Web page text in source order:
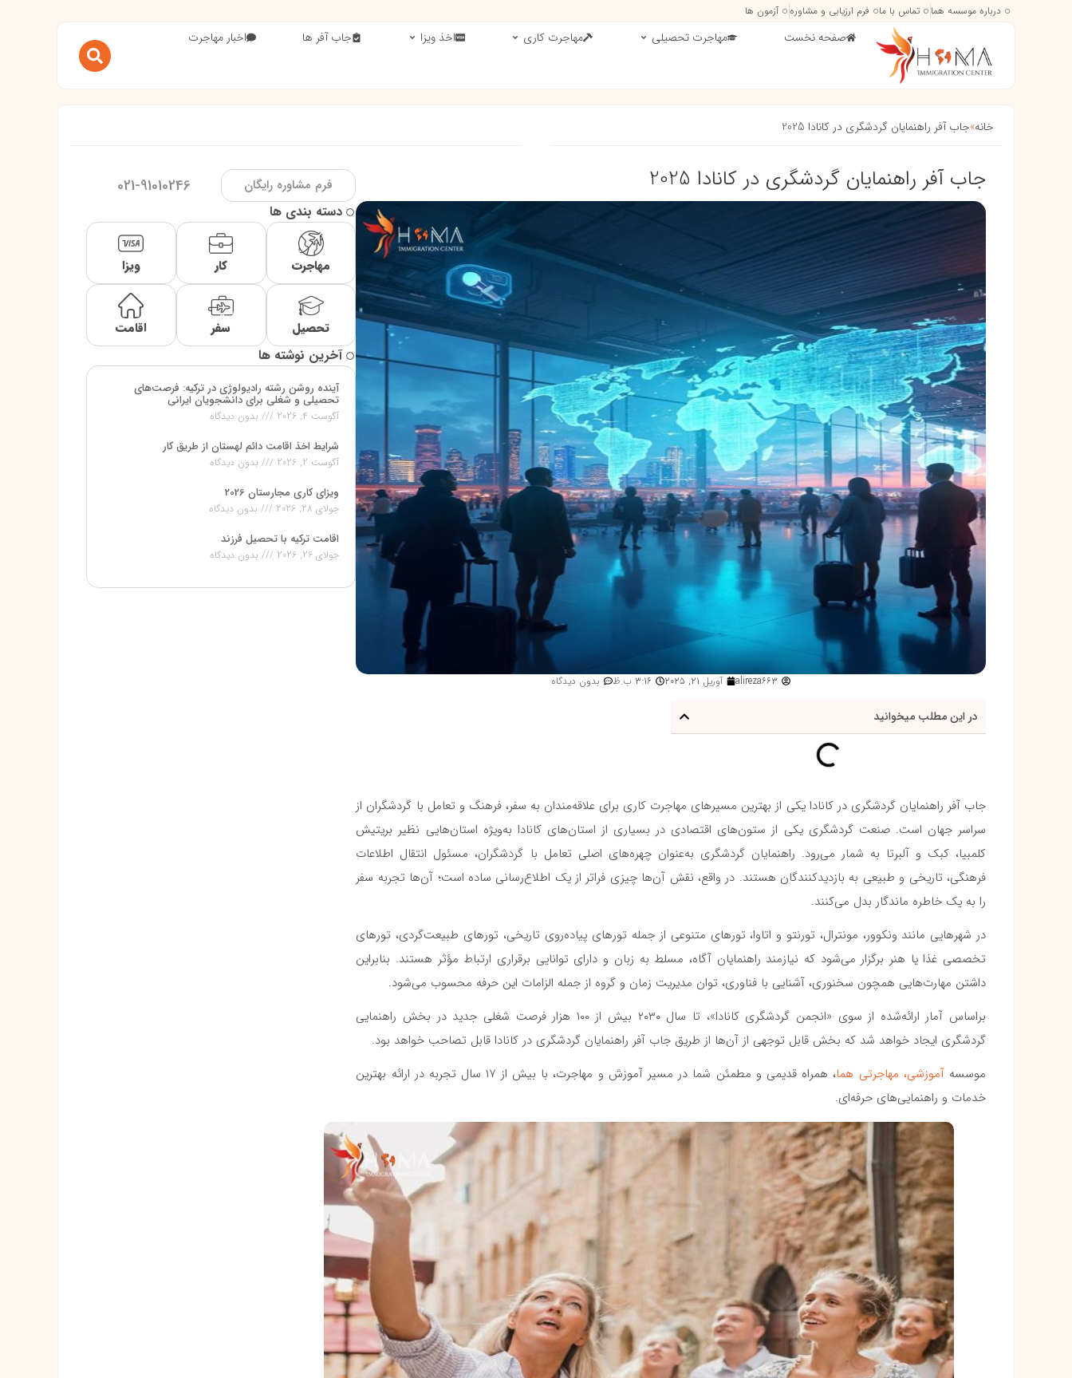
درباره موسسه هما تماس با ما فرم ارزیابی و مشاوره آزمون ها
صفحه نخست مهاجرت تحصیلی مهاجرت کاری اخذ ویزا جاب آفر ها اخبار مهاجرت
خانه»جاب آفر راهنمایان گردشگری در کانادا 2025
جاب آفر راهنمایان گردشگری در کانادا 2025
alireza663 آوریل 21, 2025 3:16 ب.ظ بدون دیدگاه
در این مطلب میخوانید
جاب آفر راهنمایان گردشگری در کانادا یکی از بهترین مسیرهای مهاجرت کاری برای علاقه‌مندان به سفر، فرهنگ و تعامل با گردشگران از
سراسر جهان است. صنعت گردشگری یکی از ستون‌های اقتصادی در بسیاری از استان‌های کانادا به‌ویژه استان‌هایی نظیر بریتیش
کلمبیا، کبک و آلبرتا به شمار می‌رود. راهنمایان گردشگری به‌عنوان چهره‌های اصلی تعامل با گردشگران، مسئول انتقال اطلاعات
فرهنگی، تاریخی و طبیعی به بازدیدکنندگان هستند. در واقع، نقش آن‌ها چیزی فراتر از یک اطلاع‌رسانی ساده است؛ آن‌ها تجربه سفر
را به یک خاطره ماندگار بدل می‌کنند.
در شهرهایی مانند ونکوور، مونترال، تورنتو و اتاوا، تورهای متنوعی از جمله تورهای پیاده‌روی تاریخی، تورهای طبیعت‌گردی، تورهای
تخصصی غذا یا هنر برگزار می‌شود که نیازمند راهنمایان آگاه، مسلط به زبان و دارای توانایی برقراری ارتباط مؤثر هستند. بنابراین
داشتن مهارت‌هایی همچون سخنوری، آشنایی با فناوری، توان مدیریت زمان و گروه از جمله الزامات این حرفه محسوب می‌شود.
براساس آمار ارائه‌شده از سوی «انجمن گردشگری کانادا»، تا سال ۲۰۳۰ بیش از ۱۰۰ هزار فرصت شغلی جدید در بخش راهنمایی
گردشگری ایجاد خواهد شد که بخش قابل توجهی از آن‌ها از طریق جاب آفر راهنمایان گردشگری در کانادا قابل تصاحب خواهد بود.
موسسه آموزشی، مهاجرتی هما
، همراه قدیمی و مطمئن شما در مسیر آموزش و مهاجرت، با بیش از ۱۷ سال تجربه در ارائه بهترین
خدمات و راهنمایی‌های حرفه‌ای.
فرم مشاوره رایگان 021-91010246
دسته بندی ها
مهاجرت کار ویزا
تحصیل سفر اقامت
آخرین نوشته ها
آینده روشن رشته رادیولوژی در ترکیه: فرصت‌های
تحصیلی و شغلی برای دانشجویان ایرانی
آگوست 4, 2026 بدون دیدگاه
شرایط اخذ اقامت دائم لهستان از طریق کار
آگوست 2, 2026 بدون دیدگاه
ویزای کاری مجارستان 2026
جولای 28, 2026 بدون دیدگاه
اقامت ترکیه با تحصیل فرزند
جولای 26, 2026 بدون دیدگاه